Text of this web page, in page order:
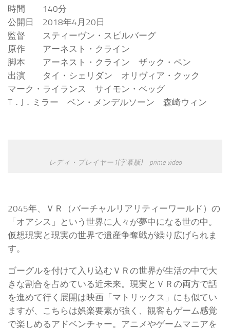
時間 140分
公開日 2018年4月20日
監督 スティーヴン・スピルバーグ
原作 アーネスト・クライン
脚本 アーネスト・クライン ザック・ペン
出演 タイ・シェリダン オリヴィア・クック
マーク・ライランス サイモン・ペッグ
T．J．ミラー ベン・メンデルソーン 森崎ウィン
レディ・プレイヤー1(字幕版) prime video
2045年、ＶＲ（バーチャルリアリティーワールド）の
「オアシス」という世界に人々が夢中になる世の中。
仮想現実と現実の世界で遺産争奪戦が繰り広げられま
す。
ゴーグルを付けて入り込むＶＲの世界が生活の中で大
きな割合を占めている近未来。現実とＶＲの両方で話
を進めて行く展開は映画「マトリックス」にも似てい
ますが、こちらは娯楽要素が強く、観客もゲーム感覚
で楽しめるアドベンチャー。アニメやゲームマニアを